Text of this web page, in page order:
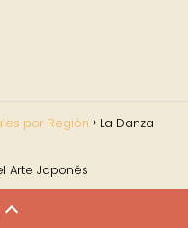
por Región La Danza
Arte Japonés